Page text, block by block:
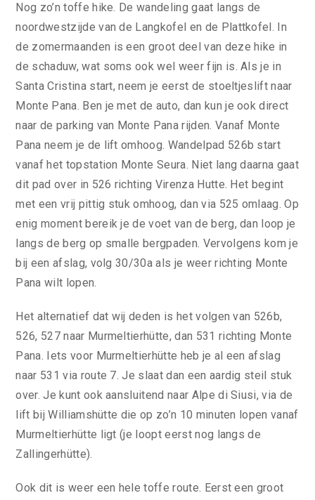
Nog zo’n toffe hike. De wandeling gaat langs de
noordwestzijde van de Langkofel en de Plattkofel. In
de zomermaanden is een groot deel van deze hike in
de schaduw, wat soms ook wel weer fijn is. Als je in
Santa Cristina start, neem je eerst de stoeltjeslift naar
Monte Pana. Ben je met de auto, dan kun je ook direct
naar de parking van Monte Pana rijden. Vanaf Monte
Pana neem je de lift omhoog. Wandelpad 526b start
vanaf het topstation Monte Seura. Niet lang daarna gaat
dit pad over in 526 richting Virenza Hutte. Het begint
met een vrij pittig stuk omhoog, dan via 525 omlaag. Op
enig moment bereik je de voet van de berg, dan loop je
langs de berg op smalle bergpaden. Vervolgens kom je
bij een afslag, volg 30/30a als je weer richting Monte
Pana wilt lopen.
Het alternatief dat wij deden is het volgen van 526b,
526, 527 naar Murmeltierhütte, dan 531 richting Monte
Pana. Iets voor Murmeltierhütte heb je al een afslag
naar 531 via route 7. Je slaat dan een aardig steil stuk
over. Je kunt ook aansluitend naar Alpe di Siusi, via de
lift bij Williamshütte die op zo’n 10 minuten lopen vanaf
Murmeltierhütte ligt (je loopt eerst nog langs de
Zallingerhütte).
Ook dit is weer een hele toffe route. Eerst een groot